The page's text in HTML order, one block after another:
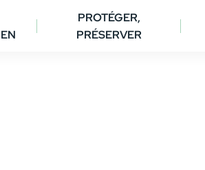
PROTÉGER,
PRÉSERVER